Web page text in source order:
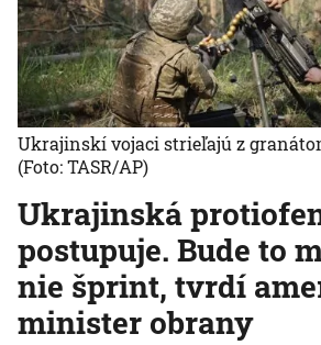
Ukrajinská
postupuje. Bude to
nie šprint, tvrdí
minister obrany
Ukrajinskí vojaci strieľajú z
(Foto: TASR/AP)